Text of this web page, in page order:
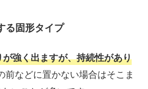
る固形タイプ
が強く出ますが、持続性があり
などに置かない場合はそこま